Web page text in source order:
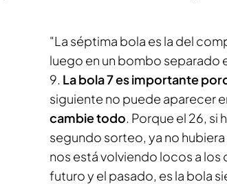
"La séptima bola es la del
luego en un bombo separado
9. La bola 7 es importante
siguiente no puede aparecer
cambie todo. Porque el 26, si
segundo sorteo, ya no
nos está volviendo locos a los
futuro y el pasado, es la bola